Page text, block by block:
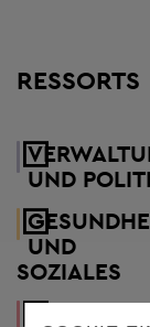
RESSORTS
UND
UND
SOZIALES